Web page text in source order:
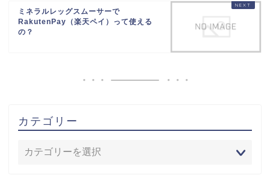
ミネラルレッグスムーサーで
RakutenPay（楽天ペイ）って使える
の？
カテゴリー